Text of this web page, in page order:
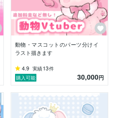
動物・マスコットのパーツ分けイ
ラスト描きます
4.9 実績13件
購入可能
30,000円